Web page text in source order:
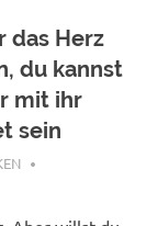
das Herz
du kannst
mit ihr
sein